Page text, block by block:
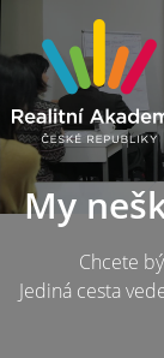
My
Chcete
Jediná cesta